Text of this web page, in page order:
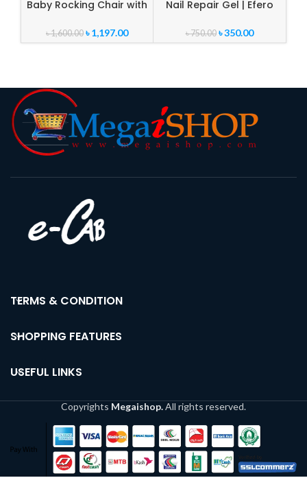
Baby Rocking Chair with
৳1,600.00 ৳1,197.00
Nail Repair Gel | Efero
৳750.00 ৳350.00
TERMS & CONDITION
SHOPPING FEATURES
USEFUL LINKS
Copyrights Megaishop.All rights reserved.